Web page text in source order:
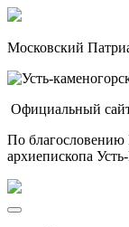
Московский
Официальный
По
архиепископа